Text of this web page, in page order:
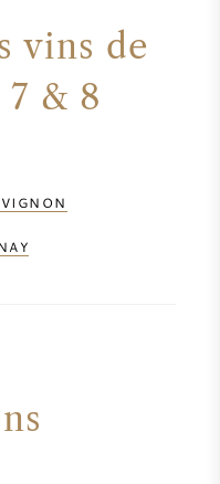
vins de
& 8